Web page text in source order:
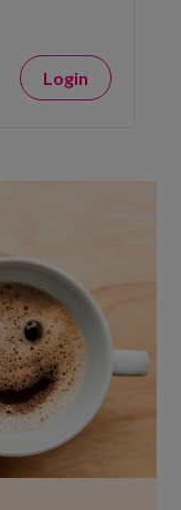
Login